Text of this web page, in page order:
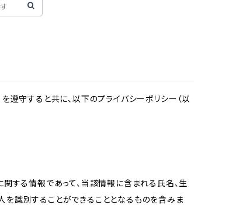
遵守すると共に、以下のプライバシーポリシー（以
する情報であって、当該情報に含まれる氏名、生
識別することができることとなるものを含みま